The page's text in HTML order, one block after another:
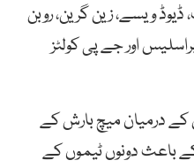
ویسے، زین گرین، روبن
اور جے پی کولٹز
کے درمیان میچ بارش کے
باعث دونوں ٹیموں کے